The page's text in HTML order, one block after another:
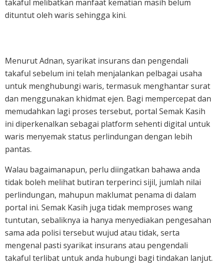
takaful melibatkan manfaat kematian masih belum
dituntut oleh waris sehingga kini.
Menurut Adnan, syarikat insurans dan pengendali
takaful sebelum ini telah menjalankan pelbagai usaha
untuk menghubungi waris, termasuk menghantar surat
dan menggunakan khidmat ejen. Bagi mempercepat dan
memudahkan lagi proses tersebut, portal Semak Kasih
ini diperkenalkan sebagai platform sehenti digital untuk
waris menyemak status perlindungan dengan lebih
pantas.
Walau bagaimanapun, perlu diingatkan bahawa anda
tidak boleh melihat butiran terperinci sijil, jumlah nilai
perlindungan, mahupun maklumat penama di dalam
portal ini. Semak Kasih juga tidak memproses wang
tuntutan, sebaliknya ia hanya menyediakan pengesahan
sama ada polisi tersebut wujud atau tidak, serta
mengenal pasti syarikat insurans atau pengendali
takaful terlibat untuk anda hubungi bagi tindakan lanjut.